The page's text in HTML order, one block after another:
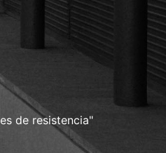
de resistencia"